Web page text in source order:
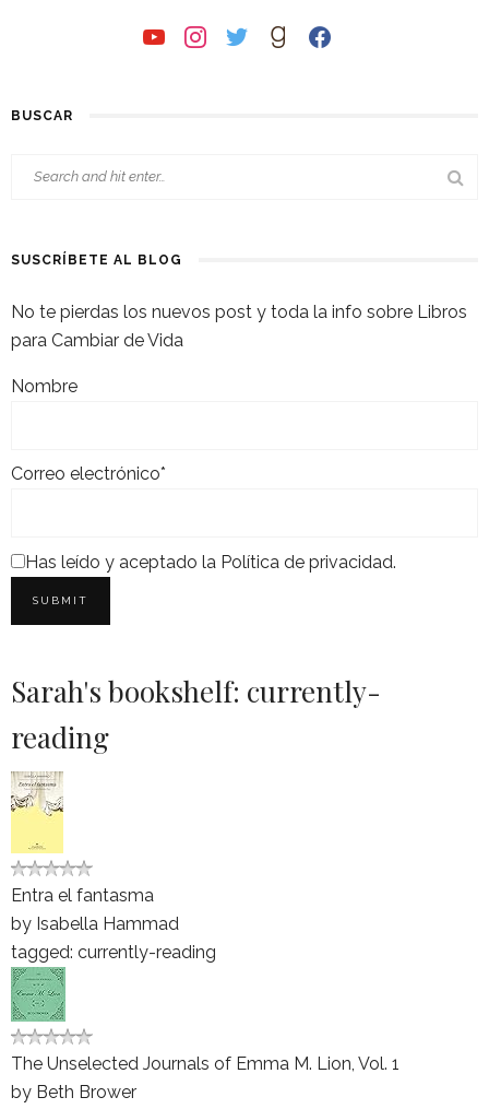
youtubeinstagramtwittergoodreadsfacebook
BUSCAR
SUSCRÍBETE AL BLOG
No te pierdas los nuevos post y toda la info sobre Libros
para Cambiar de Vida
Nombre
Correo electrónico*
Has leído y aceptado la Política de privacidad.
Sarah's bookshelf: currently-
reading
Entra el fantasma
by Isabella Hammad
tagged: currently-reading
The Unselected Journals of Emma M. Lion, Vol. 1
by Beth Brower